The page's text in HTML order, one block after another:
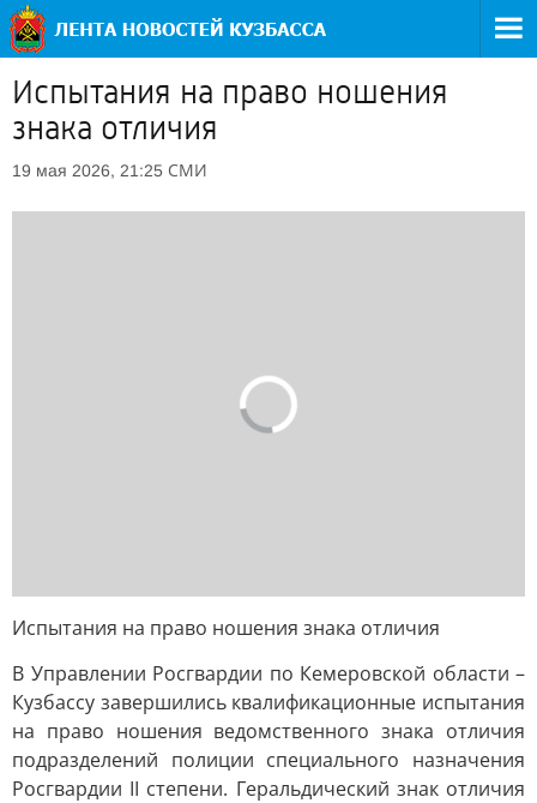
Испытания на право ношения
знака отличия
19 мая 2026, 21:25 СМИ
Испытания на право ношения знака отличия
В Управлении Росгвардии по Кемеровской области –
Кузбассу завершились квалификационные испытания
на право ношения ведомственного знака отличия
подразделений полиции специального назначения
Росгвардии II степени. Геральдический знак отличия